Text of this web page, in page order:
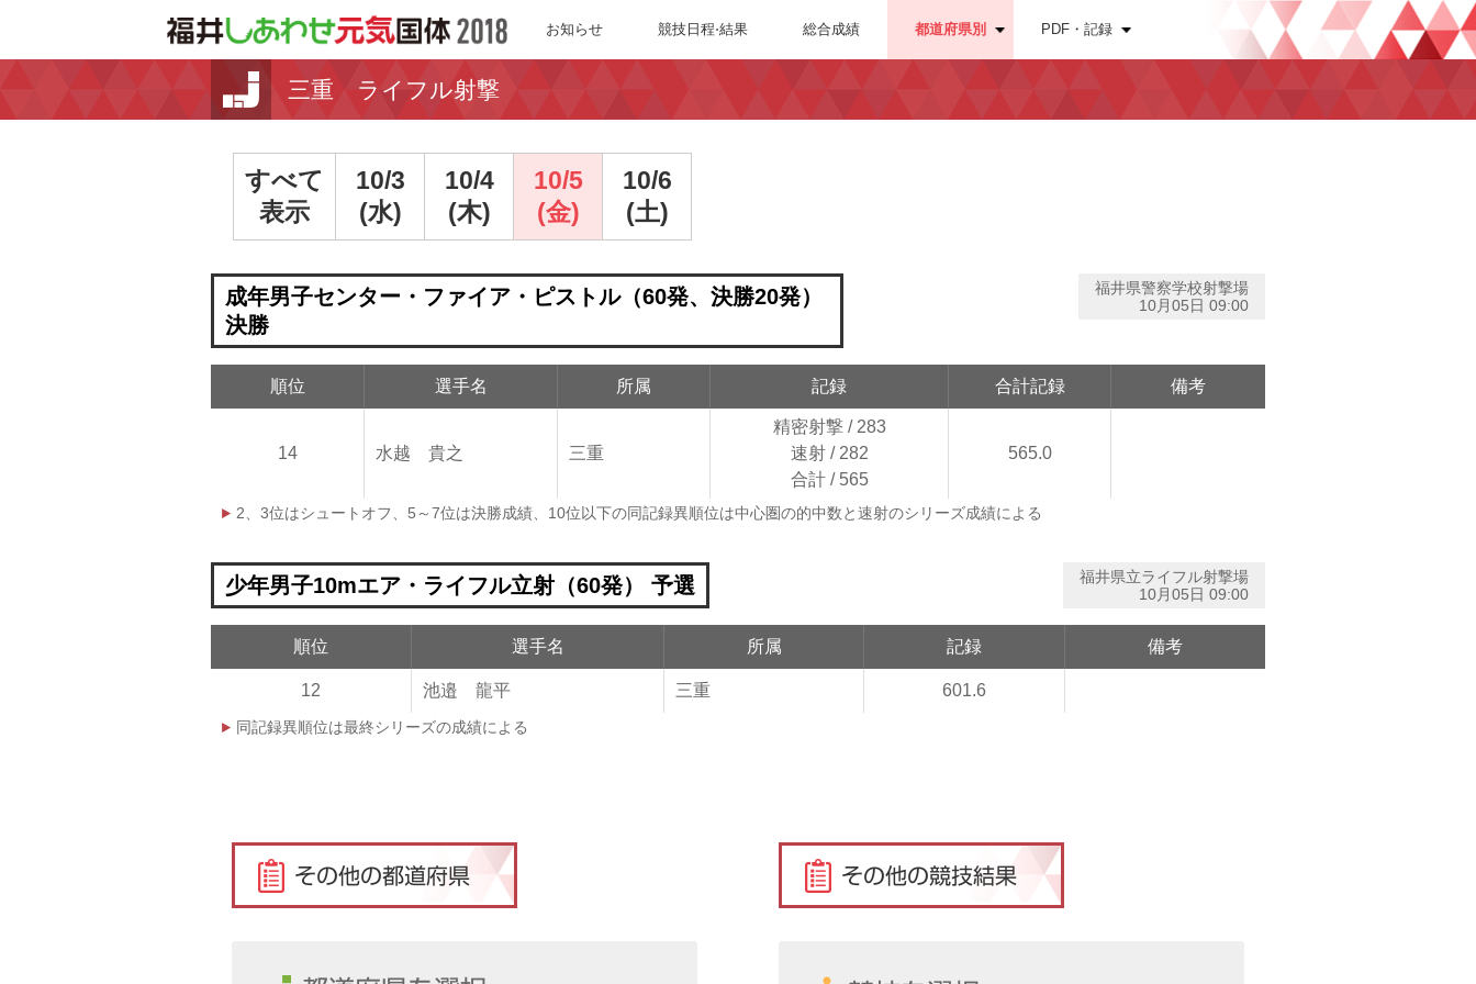
お知らせ 競技日程⋅結果 総合成績 都道府県別 PDF・記録
三重 ライフル射撃
すべて
表示
10/3
(水)
10/4
(木)
10/5
(金)
10/6
(土)
成年男子センター・ファイア・ピストル（60発、決勝20発）
決勝
福井県警察学校射撃場
10月05日 09:00
順位 選手名 所属 記録 合計記録 備考
14 水越 貴之 三重
精密射撃 / 283
速射 / 282
合計 / 565
565.0
2、3位はシュートオフ、5～7位は決勝成績、10位以下の同記録異順位は中心圏の的中数と速射のシリーズ成績による
少年男子10mエア・ライフル立射（60発） 予選
福井県立ライフル射撃場
10月05日 09:00
順位 選手名 所属 記録 備考
12 池邉 龍平 三重 601.6
同記録異順位は最終シリーズの成績による